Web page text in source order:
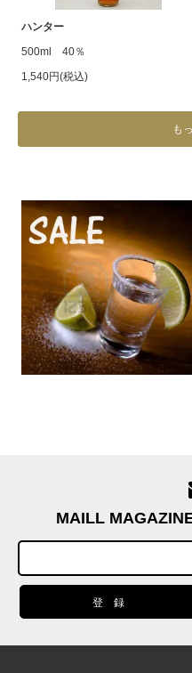
ハンター
500ml 40％
1,540円(税込)
も
MAILL